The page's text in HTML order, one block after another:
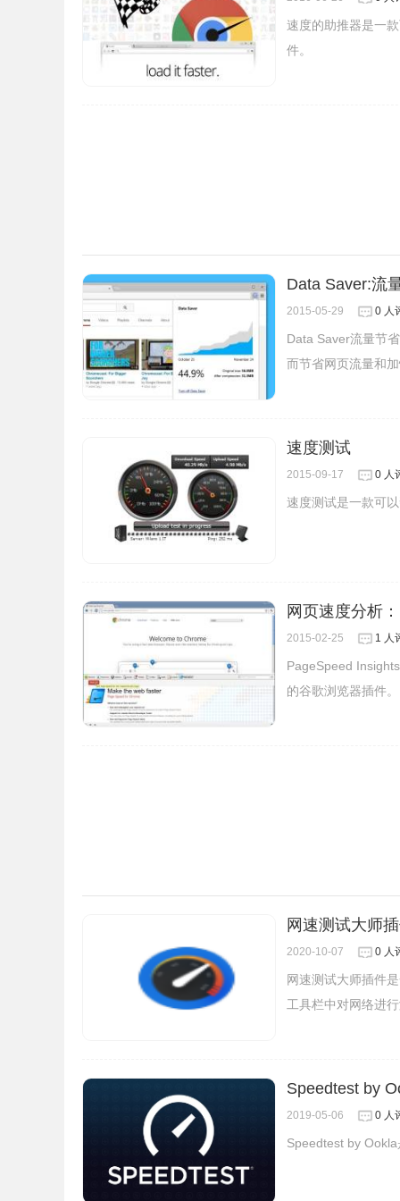
cdn.staticfile.org
Local CDN扩展支持什么库？
jQueryUI
modernizr
mootools
prototypeJS
scriptaculous
Local CDN使用说明
1.在谷歌浏览器中安装Local CDN插件，并在Chrome的
下方找到，离线 Local CDN插件的安装方法可参考： 怎
览器离线安装版可以从这里下载： https://
外设置。
移动到上面可以看到储存在你本机计算机上的
图标上显示一个数字，而如果你非要确认一下，
到 307 的状态码就是成功了。
速度的助推器是一
件。
Data Saver:流
2015-05-29 0 人
Data Saver流量节
而节省网页流量和
速度测试
2015-09-17 0 人
速度测试是一款可
网页速度分析
2015-02-25 1 人
PageSpeed
的谷歌浏览器插件。
网速测试大师
2020-10-07 0 人
网速测试大师插件
工具栏中对网络进
Speedtest by
2019-05-06 0 人
Speedtest by